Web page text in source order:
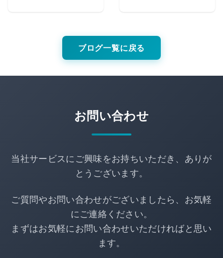
ブログ一覧に戻る
お問い合わせ
当社サービスにご興味をお持ちいただき、ありが
とうございます。
ご質問やお問い合わせがございましたら、お気軽
にご連絡ください。
まずはお気軽にお問い合わせいただければと思い
ます。